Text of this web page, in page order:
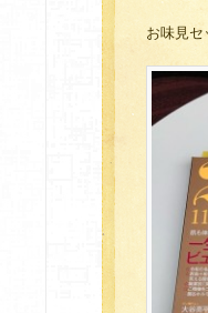
お味見セ